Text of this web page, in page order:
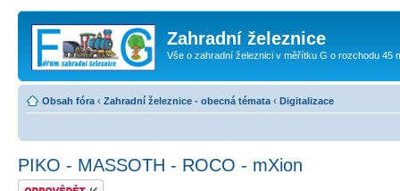
Zahradní železnice
Vše o zahradní železnici v měřítku G o rozchodu 45
Obsah fóra ‹ Zahradní železnice - obecná témata ‹ Digitalizace
PIKO - MASSOTH - ROCO - mXion
Odeslat odpověď